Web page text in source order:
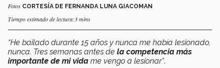
Fotos CORTESÍA DE FERNANDA LUNA GIACOMAN
Tiempo estimado de lectura:3 mins
“He bailado durante 15 años y nunca me había lesionado,
nunca. Tres semanas antes de la competencia más
importante de mi vida me vengo a lesionar”.